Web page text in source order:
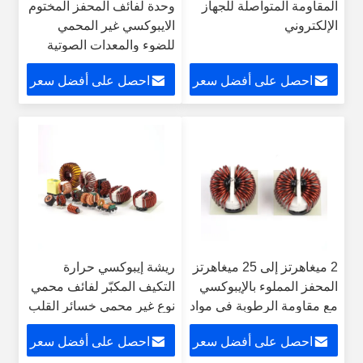
المقاومة المتواصلة للجهاز
الإلكتروني
احصل على أفضل سعر
وحدة لفائف المحفز المختوم
الايبوكسي غير المحمي
للضوء والمعدات الصوتية
احصل على أفضل سعر
2 ميغاهرتز إلى 25 ميغاهرتز
المحفز المملوء بالإيبوكسي
مع مقاومة الرطوبة في مواد
فيريت
احصل على أفضل سعر
ريشة إيبوكسي حرارة
التكيف المكبّر لفائف محمي
نوع غير محمي خسائر القلب
المنخفض
احصل على أفضل سعر